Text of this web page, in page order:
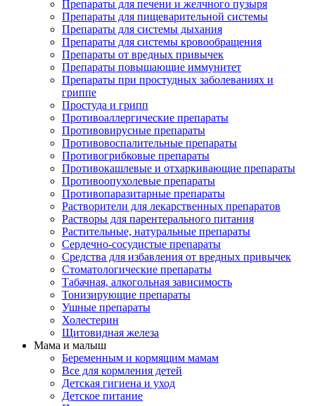
Препараты для печени и желчного пузыря
Препараты для пищеварительной системы
Препараты для системы дыхания
Препараты для системы кровообращения
Препараты от вредных привычек
Препараты повышающие иммунитет
Препараты при простудных заболеваниях и
гриппе
Простуда и грипп
Противоаллергические препараты
Противовирусные препараты
Противовоспалительные препараты
Противогрибковые препараты
Противокашлевые и отхаркивающие препараты
Противоопухолевые препараты
Противопаразитарные препараты
Растворители для лекарственных препаратов
Растворы для парентерального питания
Растительные, натуральные препараты
Сердечно-сосудистые препараты
Средства для избавления от вредных привычек
Стоматологические препараты
Табачная, алкогольная зависимость
Тонизирующие препараты
Ушные препараты
Холестерин
Щитовидная железа
Мама и малыш
Беременным и кормящим мамам
Все для кормления детей
Детская гигиена и уход
Детское питание